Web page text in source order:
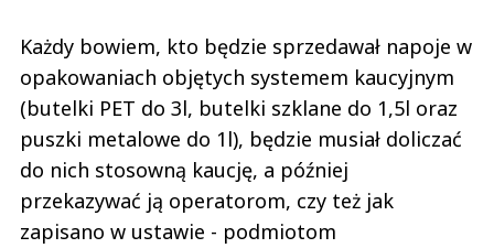
Każdy bowiem, kto będzie sprzedawał napoje w
opakowaniach objętych systemem kaucyjnym
(butelki PET do 3l, butelki szklane do 1,5l oraz
puszki metalowe do 1l), będzie musiał doliczać
do nich stosowną kaucję, a później
przekazywać ją operatorom, czy też jak
zapisano w ustawie - podmiotom